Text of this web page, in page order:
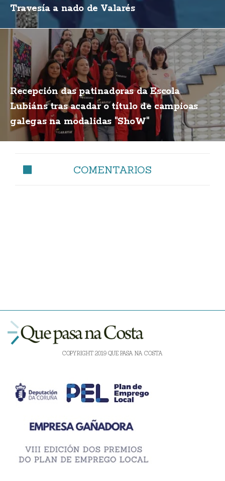
Travesía a nado de Valarés
Recepción das patinadoras da Escola
Lubiáns tras acadar o título de campioas
galegas na modalidas "ShoW"
COMENTARIOS
COPYRIGHT 2019 QUE PASA NA COSTA